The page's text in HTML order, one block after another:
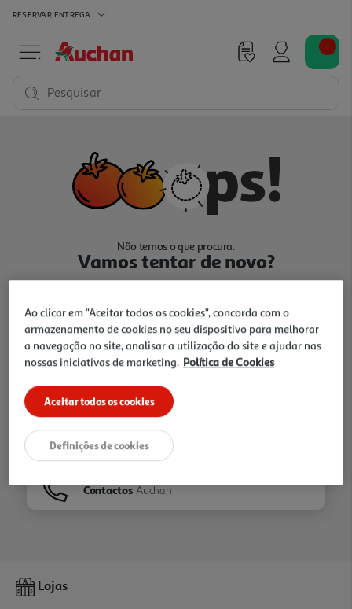
RESERVAR ENTREGA
Pesquisar
Não temos o que procura.
Vamos tentar de novo?
Ir para Homepage
Folhetos
Contactos Auchan
Lojas
Ao clicar em "Aceitar todos os cookies", concorda com o
armazenamento de cookies no seu dispositivo para melhorar
a navegação no site, analisar a utilização do site e ajudar nas
nossas iniciativas de marketing. Política de Cookies
Aceitar todos os cookies
Definições de cookies